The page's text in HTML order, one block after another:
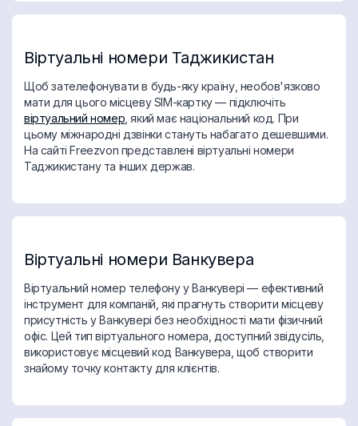
Віртуальні номери Таджикистан
Щоб зателефонувати в будь-яку країну, необов'язково
мати для цього місцеву SIM-картку — підключіть
віртуальний номер , який має національний код. При
цьому міжнародні дзвінки стануть набагато дешевшими.
На сайті Freezvon представлені віртуальні номери
Таджикистану та інших держав.
Віртуальні номери Ванкувера
Віртуальний номер телефону у Ванкувері — ефективний
інструмент для компаній, які прагнуть створити місцеву
присутність у Ванкувері без необхідності мати фізичний
офіс. Цей тип віртуального номера, доступний звідусіль,
використовує місцевий код Ванкувера, щоб створити
знайому точку контакту для клієнтів.